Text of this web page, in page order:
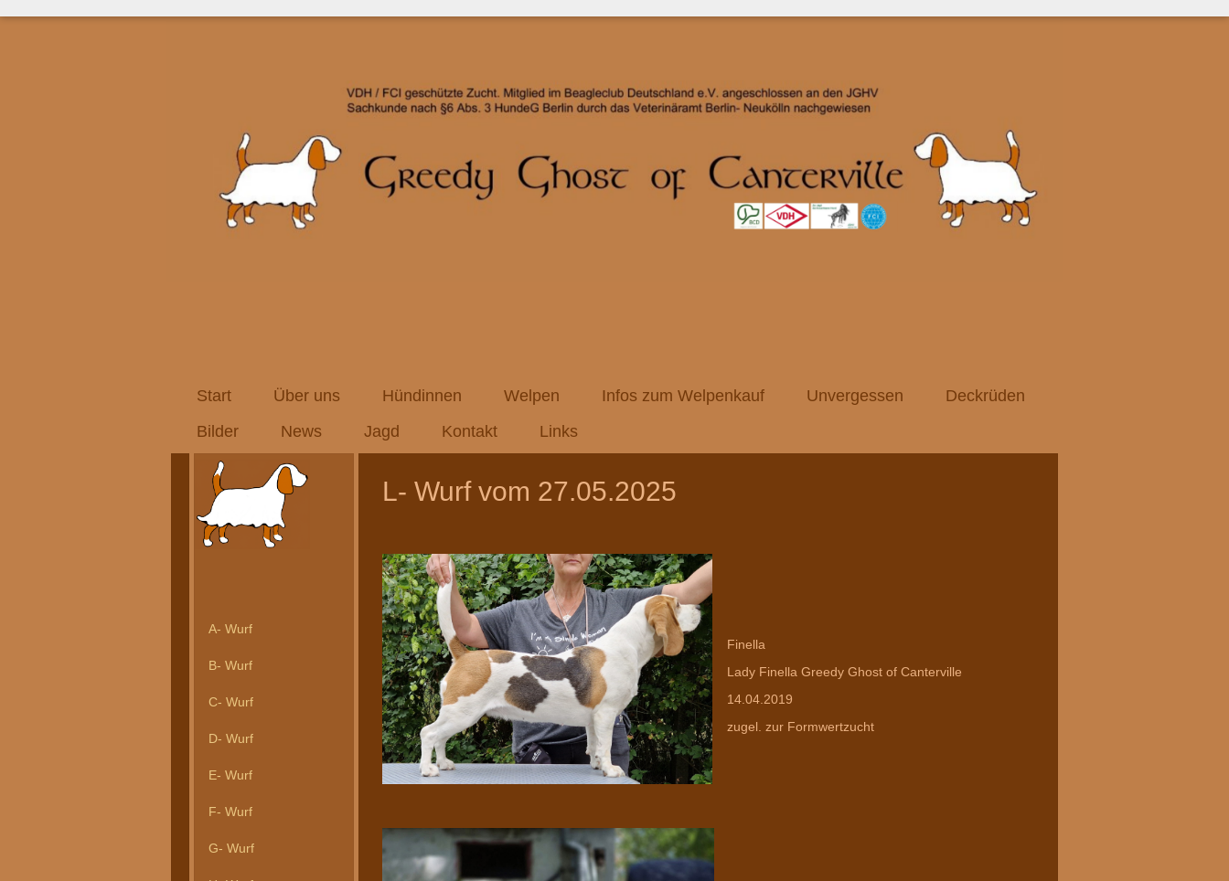
Start Über uns Hündinnen Welpen Infos zum Welpenkauf Unvergessen
Deckrüden
Bilder
News Jagd Kontakt Links
A- Wurf
B- Wurf
C- Wurf
D- Wurf
E- Wurf
F- Wurf
G- Wurf
L- Wurf vom 27.05.2025
Finella
Lady Finella Greedy Ghost of Canterville
14.04.2019
zugel. zur Formwertzucht